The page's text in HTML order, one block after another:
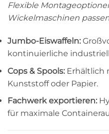
Flexible
Wickelmaschinen
Jumbo-Eiswaffeln:
kontinuierliche
Cops & Spools: Erhältlich
Kunststoff oder Papier.
Fachwerk exportieren:
für maximale